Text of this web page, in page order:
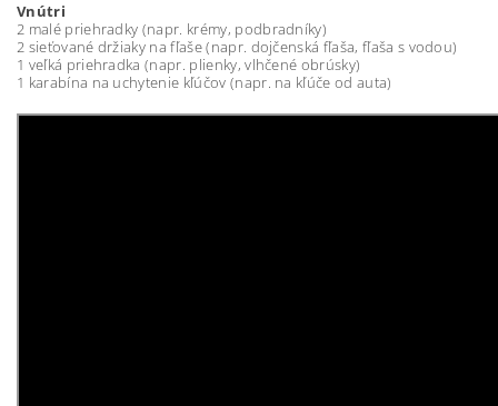
Vnútri
2 malé priehradky (napr. krémy, podbradníky)
2 sieťované držiaky na fľaše (napr. dojčenská fľaša, fľaša s vodou)
1 veľká priehradka (napr. plienky, vlhčené obrúsky)
1 karabína na uchytenie kľúčov (napr. na kľúče od auta)